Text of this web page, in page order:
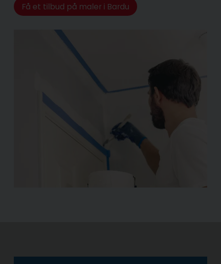
Få et tilbud på maler i Bardu